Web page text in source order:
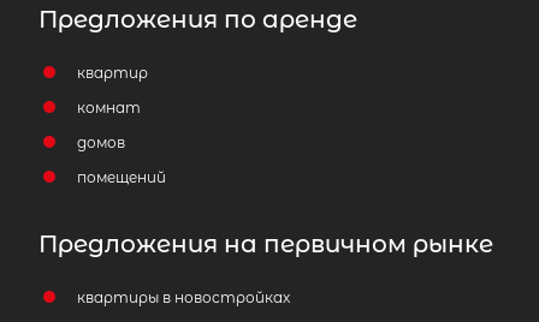
Предложения по аренде
квартир
комнат
домов
помещений
Предложения на первичном рынке
квартиры в новостройках